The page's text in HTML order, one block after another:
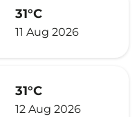
31°C
11 Aug 2026
31°C
12 Aug 2026